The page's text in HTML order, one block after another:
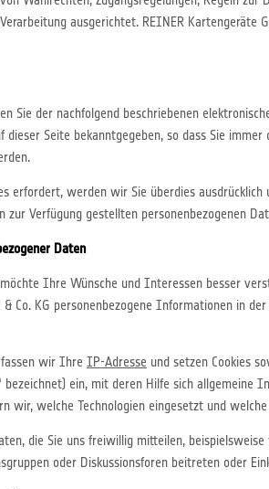
ausgerichtet. REINER Kartengeräte
Sie der nachfolgend beschriebenen
Seite bekanntgegeben, so dass Sie
erfordert, werden wir Sie überdies
Verfügung gestellten personenbezogenen
Daten
möchte Ihre Wünsche und Interessen besser
Co. KG personenbezogene Informationen in
wir Ihre IP-Adresse und setzen Cookies
bezeichnet) ein, mit deren Hilfe sich
wir, welche Technologien eingesetzt und
die Sie uns freiwillig mitteilen,
oder Diskussionsforen beitreten oder